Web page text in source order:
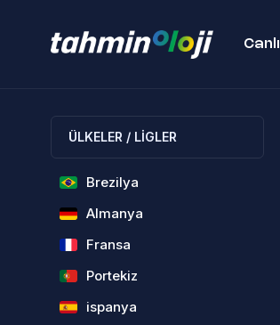
Canlı
ÜLKELER / LİGLER
Brezilya
Almanya
Fransa
Portekiz
ispanya